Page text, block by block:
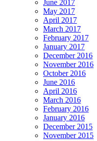
June 2017
May 2017
April 2017
March 2017
February 2017
January 2017
December 2016
November 2016
October 2016
June 2016
April 2016
March 2016
February 2016
January 2016
December 2015
November 2015